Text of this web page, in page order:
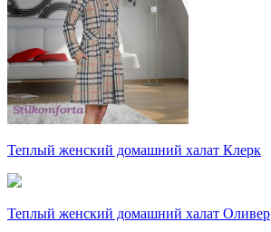
Теплый женский домашний халат Клерк
Теплый женский домашний халат Оливер